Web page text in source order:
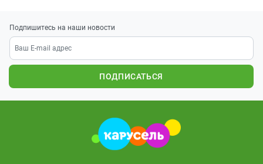
Подпишитесь на наши новости
ПОДПИСАТЬСЯ